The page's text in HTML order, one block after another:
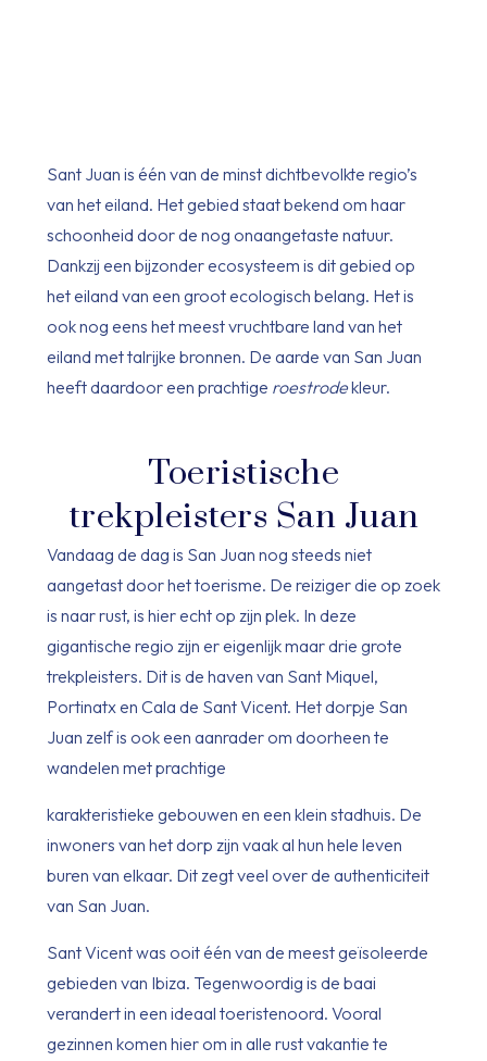
Sant Juan is één van de minst dichtbevolkte regio’s
van het eiland. Het gebied staat bekend om haar
schoonheid door de nog onaangetaste natuur.
Dankzij een bijzonder ecosysteem is dit gebied op
het eiland van een groot ecologisch belang. Het is
ook nog eens het meest vruchtbare land van het
eiland met talrijke bronnen. De aarde van San Juan
heeft daardoor een prachtige roestrodekleur.
Toeristische
trekpleisters San Juan
Vandaag de dag is San Juan nog steeds niet
aangetast door het toerisme. De reiziger die op zoek
is naar rust, is hier echt op zijn plek. In deze
gigantische regio zijn er eigenlijk maar drie grote
trekpleisters. Dit is de haven van Sant Miquel,
Portinatx en Cala de Sant Vicent. Het dorpje San
Juan zelf is ook een aanrader om doorheen te
wandelen met prachtige
karakteristieke gebouwen en een klein stadhuis. De
inwoners van het dorp zijn vaak al hun hele leven
buren van elkaar. Dit zegt veel over de authenticiteit
van San Juan.
Sant Vicent was ooit één van de meest geïsoleerde
gebieden van Ibiza. Tegenwoordig is de baai
verandert in een ideaal toeristenoord. Vooral
gezinnen komen hier om in alle rust vakantie te